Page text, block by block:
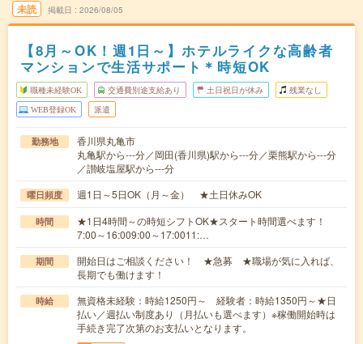
未読 掲載日 2026/08/05
【8月～OK！週1日～】ホテルライクな高齢者
マンションで生活サポート＊時短OK
職種未経験OK 交通費別途支給あり 土日祝日が休み 残業なし
WEB登録OK 派遣
勤務地
香川県丸亀市
丸亀駅から---分／岡田(香川県)駅から---分／栗熊駅から---分
／讃岐塩屋駅から---分
曜日頻度 週1日～5日OK（月～金） ★土日休みOK
時間
★1日4時間～の時短シフトOK★スタート時間選べます！
7:00～16:009:00～17:0011:…
期間
開始日はご相談ください！ ★急募 ★職場が気に入れば、
長期でも働けます！
時給
無資格未経験：時給1250円～ 経験者：時給1350円～★日
払い／週払い制度あり（月払いも選べます）※稼働開始時は
手続き完了次第のお支払いとなります。